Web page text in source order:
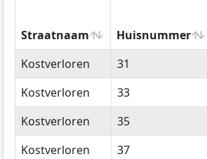
Straatnaam Huisnummer
Straatnaam
Huisnummer
Kostverloren 31
Kostverloren
33
Kostverloren
35
Kostverloren
37